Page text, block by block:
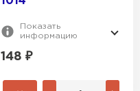
Показать
информацию
148 ₽